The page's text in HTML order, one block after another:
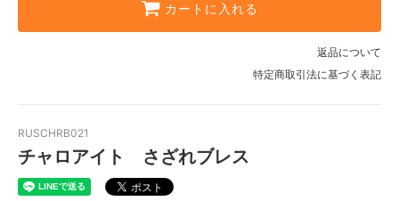
カートに入れる
返品について
特定商取引法に基づく表記
RUSCHRB021
チャロアイト さざれブレス